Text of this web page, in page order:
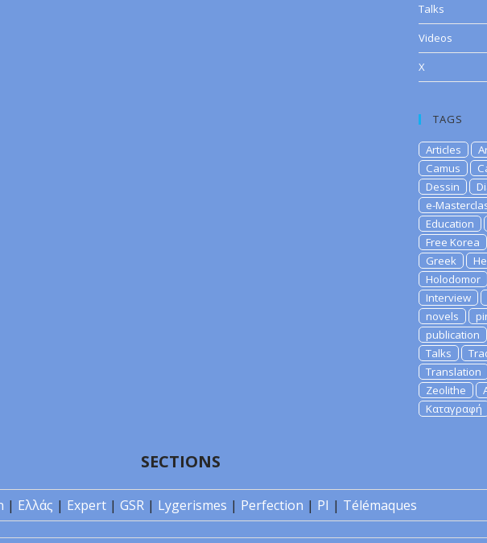
Talks
Videos
X
TAGS
Articles
Camus
Dessin
e-
Education
Free Korea
Greek
Holodomor
Interview
novels
publication
Talks
Translation
Zeolithe
Καταγραφή
SECTIONS
| Ελλάς | Expert | GSR | Lygerismes | Perfection | PI | Télémaques